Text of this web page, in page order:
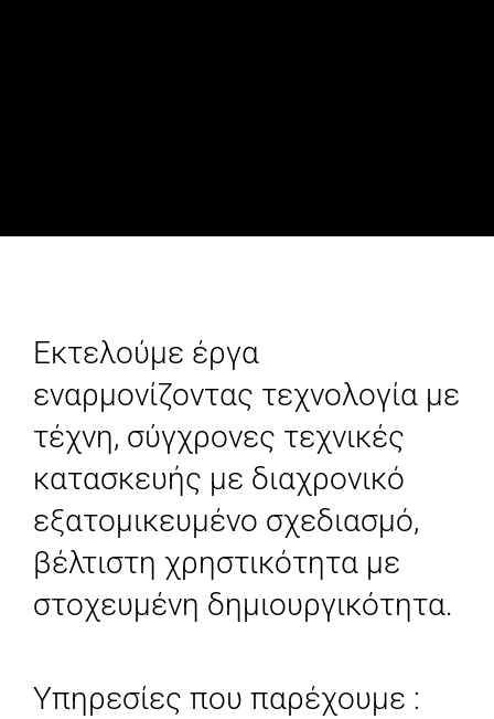
Εκτελούμε έργα
εναρμονίζοντας τεχνολογία με
τέχνη, σύγχρονες τεχνικές
κατασκευής με διαχρονικό
εξατομικευμένο σχεδιασμό,
βέλτιστη χρηστικότητα με
στοχευμένη δημιουργικότητα.
Υπηρεσίες που παρέχουμε :